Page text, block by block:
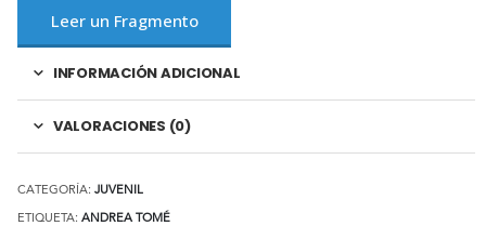
Leer un Fragmento
INFORMACIÓN ADICIONAL
VALORACIONES (0)
CATEGORÍA: JUVENIL
ETIQUETA: ANDREA TOMÉ